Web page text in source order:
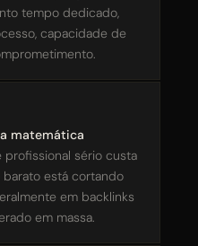
tempo dedicado,
capacidade de
matemática
sério custa
está cortando
em backlinks
em massa.